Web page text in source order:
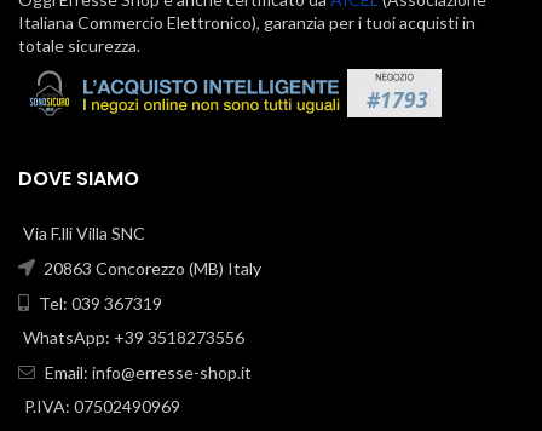
Italiana Commercio Elettronico), garanzia per i tuoi acquisti in
totale sicurezza.
DOVE SIAMO
Via F.lli Villa SNC
20863 Concorezzo (MB) Italy
Tel: 039 367319
WhatsApp: +39 3518273556
Email: info@erresse-shop.it
P.IVA: 07502490969